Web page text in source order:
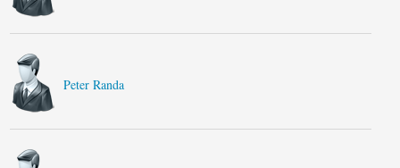
Peter Randa